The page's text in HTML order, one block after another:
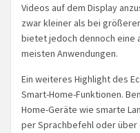
Videos auf dem Display
zwar kleiner als bei
bietet jedoch dennoch eine
meisten Anwendungen.
Ein weiteres Highlight des
Smart-Home-Funktionen.
Home-Geräte wie smarte
per Sprachbefehl oder über